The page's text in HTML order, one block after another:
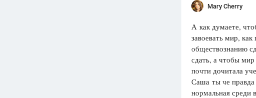
Mary Cherry
А как думаете,
завоевать мир,
обществознанию
сдать, а чтобы
почти дочитала
Саша ты че правда
нормальная среди